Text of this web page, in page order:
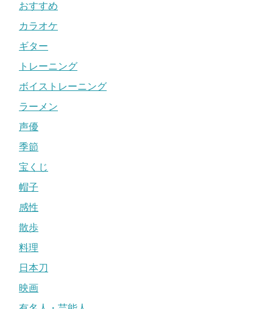
おすすめ
カラオケ
ギター
トレーニング
ボイストレーニング
ラーメン
声優
季節
宝くじ
帽子
感性
散歩
料理
日本刀
映画